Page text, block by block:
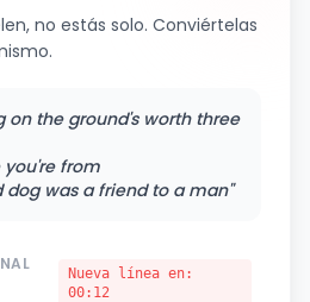
no estás solo. Conviértelas
on the ground's worth three
from
dog was a friend to a man"
Nueva línea en:
00:12